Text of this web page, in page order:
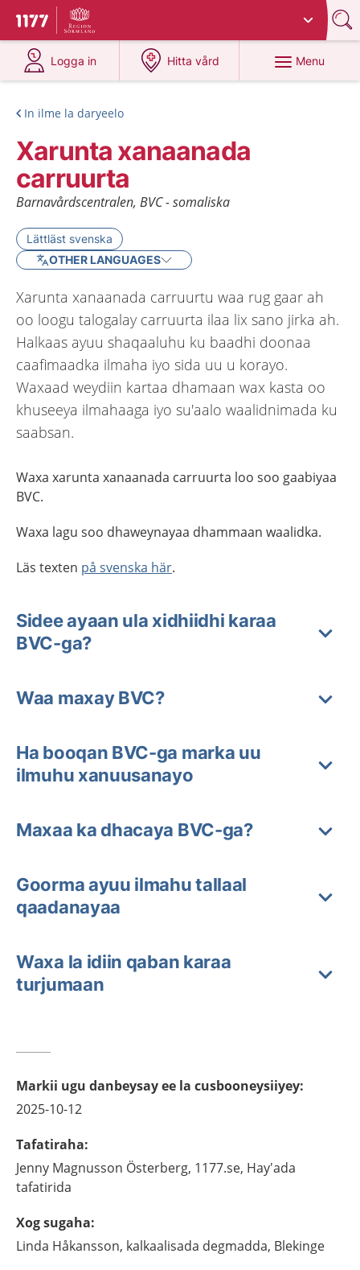
To start page for 1177
Du har valt region
Logga in
at 1177.se
Hitta vård
at 1177.se
Menu
In ilme la daryeelo
Xarunta xanaanada
carruurta
Barnavårdscentralen, BVC - somaliska
Lättläst svenska
OTHER LANGUAGES
Xarunta xanaanada carruurtu waa rug gaar ah
oo loogu talogalay carruurta ilaa lix sano jirka ah.
Halkaas ayuu shaqaaluhu ku baadhi doonaa
caafimaadka ilmaha iyo sida uu u korayo.
Waxaad weydiin kartaa dhamaan wax kasta oo
khuseeya ilmahaaga iyo su'aalo waalidnimada ku
saabsan.
Waxa xarunta xanaanada carruurta loo soo gaabiyaa
BVC.
Waxa lagu soo dhaweynayaa dhammaan waalidka.
Läs texten på svenska här.
Sidee ayaan ula xidhiidhi karaa
BVC-ga?
Waa maxay BVC?
Ha booqan BVC-ga marka uu
ilmuhu xanuusanayo
Maxaa ka dhacaya BVC-ga?
Goorma ayuu ilmahu tallaal
qaadanayaa
Waxa la idiin qaban karaa
turjumaan
Markii ugu danbeysay ee la cusbooneysiiyey:
2025-10-12
Tafatiraha:
Jenny Magnusson Österberg, 1177.se, Hay'ada
tafatirida
Xog sugaha:
Linda Håkansson, kalkaalisada degmadda, Blekinge